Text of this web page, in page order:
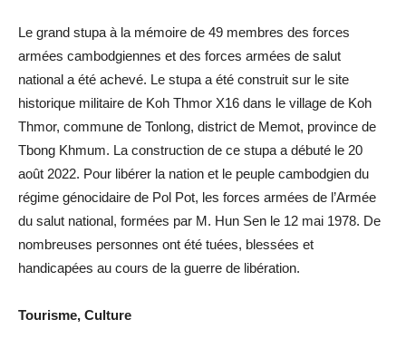
Le grand stupa à la mémoire de 49 membres des forces
armées cambodgiennes et des forces armées de salut
national a été achevé. Le stupa a été construit sur le site
historique militaire de Koh Thmor X16 dans le village de Koh
Thmor, commune de Tonlong, district de Memot, province de
Tbong Khmum. La construction de ce stupa a débuté le 20
août 2022. Pour libérer la nation et le peuple cambodgien du
régime génocidaire de Pol Pot, les forces armées de l’Armée
du salut national, formées par M. Hun Sen le 12 mai 1978. De
nombreuses personnes ont été tuées, blessées et
handicapées au cours de la guerre de libération.
Tourisme, Culture